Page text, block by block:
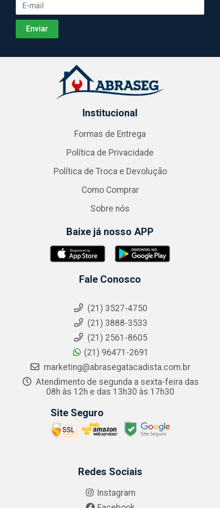
Institucional
Formas de Entrega
Política de Privacidade
Política de Troca e Devolução
Como Comprar
Sobre nós
Baixe já nosso APP
Fale Conosco
(21) 3527-4750
(21) 3888-3533
(21) 2561-8605
(21) 96471-2691
marketing@abrasegatacadista.com.br
Atendimento de segunda a sexta-feira das
08h às 12h e das 13h30 às 17h30
Site Seguro
Redes Sociais
Instagram